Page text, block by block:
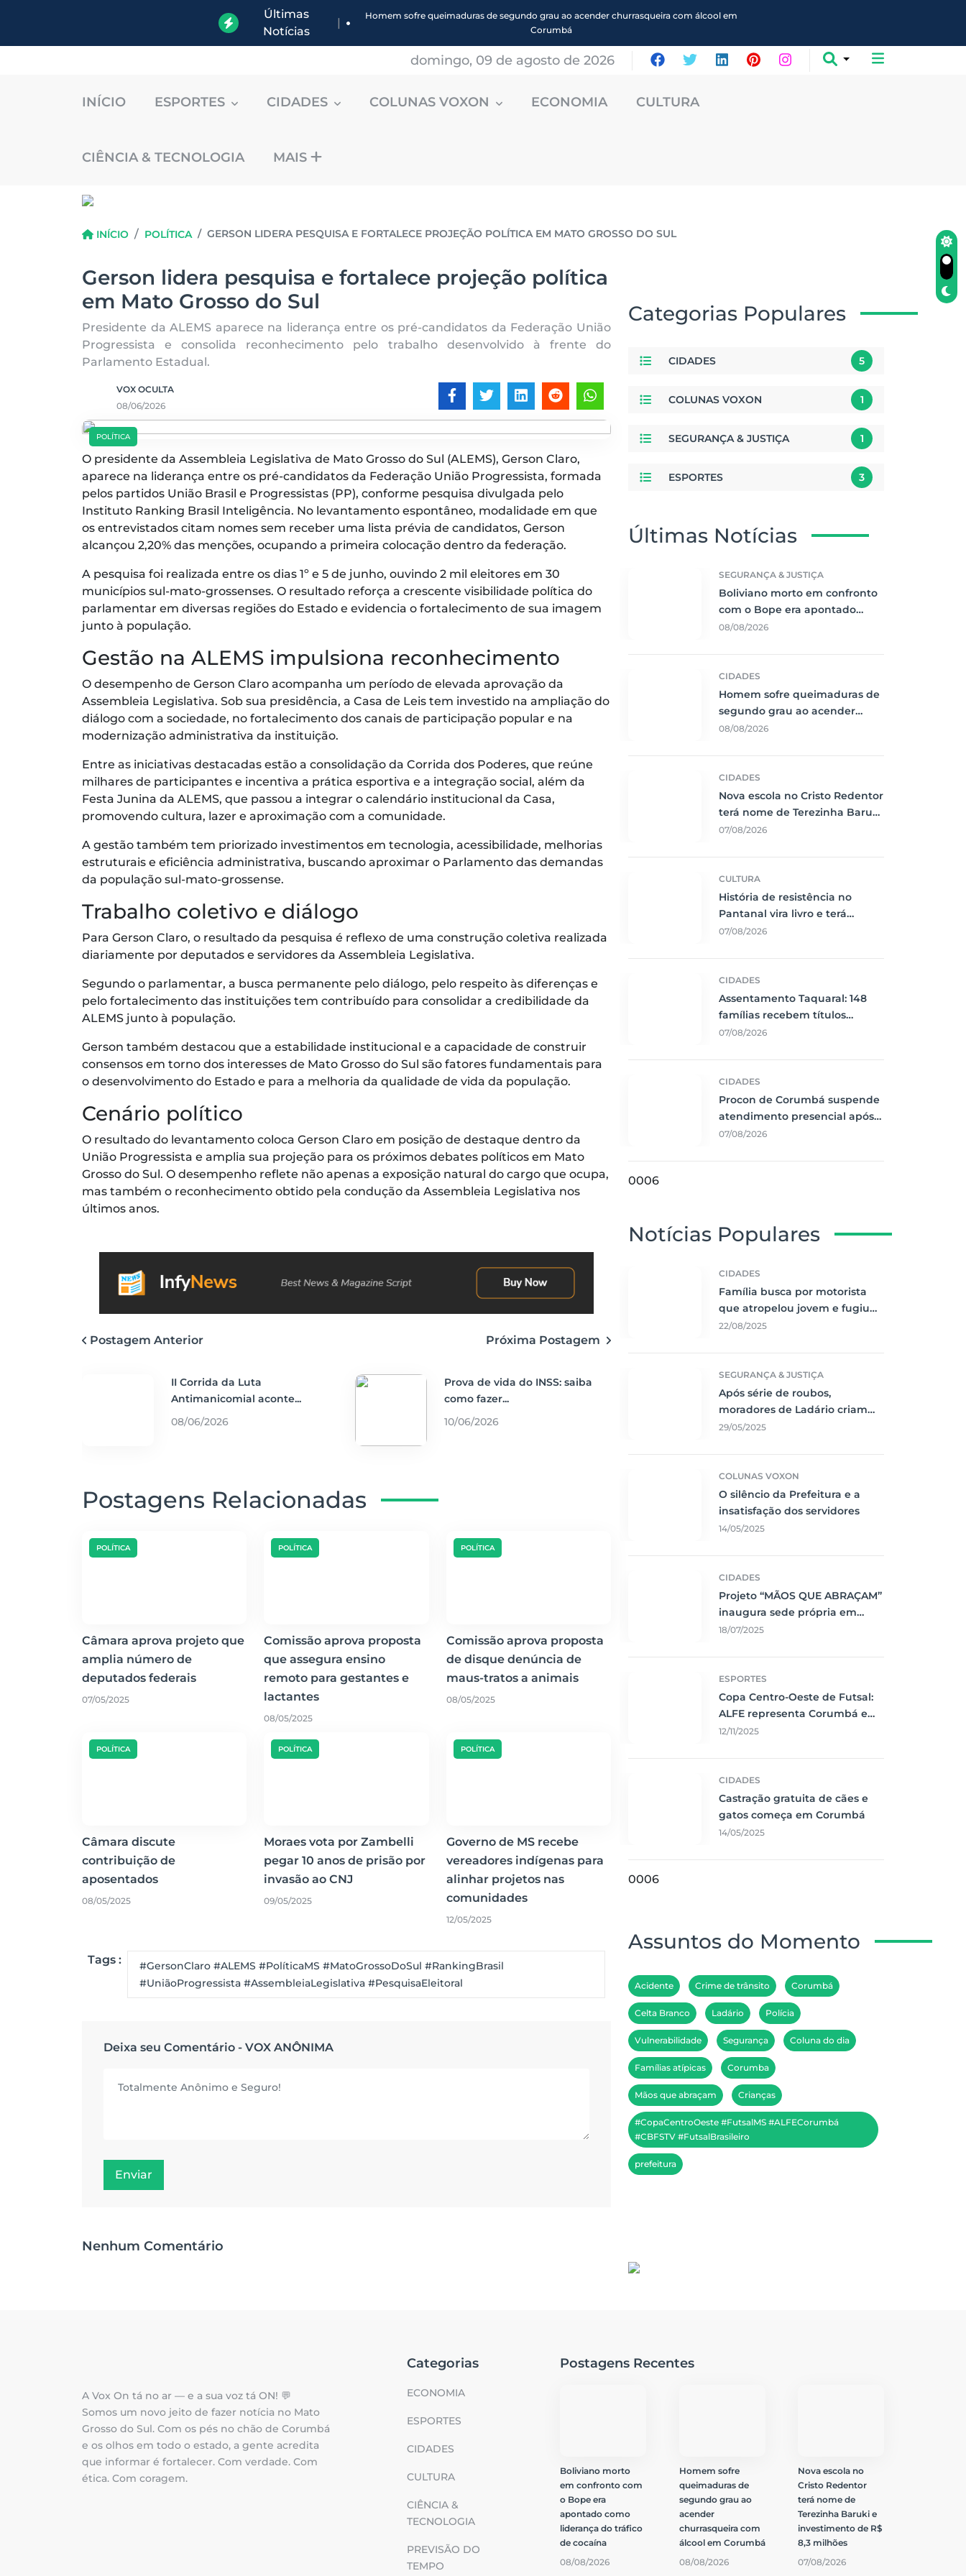
Últimas
Notícias
|
Homem sofre queimaduras de segundo grau ao acender churrasqueira com álcool em
Corumbá
domingo, 09 de agosto de 2026
INÍCIO ESPORTES CIDADES COLUNAS VOXON ECONOMIA CULTURA
CIÊNCIA & TECNOLOGIA MAIS
INÍCIO POLÍTICA GERSON LIDERA PESQUISA E FORTALECE PROJEÇÃO POLÍTICA EM MATO GROSSO DO SUL
Gerson lidera pesquisa e fortalece projeção política
em Mato Grosso do Sul
Presidente da ALEMS aparece na liderança entre os pré-candidatos da Federação União
Progressista e consolida reconhecimento pelo trabalho desenvolvido à frente do
Parlamento Estadual.
VOX OCULTA
08/06/2026
POLÍTICA
O presidente da Assembleia Legislativa de Mato Grosso do Sul (ALEMS), Gerson Claro,
aparece na liderança entre os pré-candidatos da Federação União Progressista, formada
pelos partidos União Brasil e Progressistas (PP), conforme pesquisa divulgada pelo
Instituto Ranking Brasil Inteligência. No levantamento espontâneo, modalidade em que
os entrevistados citam nomes sem receber uma lista prévia de candidatos, Gerson
alcançou 2,20% das menções, ocupando a primeira colocação dentro da federação.
A pesquisa foi realizada entre os dias 1º e 5 de junho, ouvindo 2 mil eleitores em 30
municípios sul-mato-grossenses. O resultado reforça a crescente visibilidade política do
parlamentar em diversas regiões do Estado e evidencia o fortalecimento de sua imagem
junto à população.
Gestão na ALEMS impulsiona reconhecimento
O desempenho de Gerson Claro acompanha um período de elevada aprovação da
Assembleia Legislativa. Sob sua presidência, a Casa de Leis tem investido na ampliação do
diálogo com a sociedade, no fortalecimento dos canais de participação popular e na
modernização administrativa da instituição.
Entre as iniciativas destacadas estão a consolidação da Corrida dos Poderes, que reúne
milhares de participantes e incentiva a prática esportiva e a integração social, além da
Festa Junina da ALEMS, que passou a integrar o calendário institucional da Casa,
promovendo cultura, lazer e aproximação com a comunidade.
A gestão também tem priorizado investimentos em tecnologia, acessibilidade, melhorias
estruturais e eficiência administrativa, buscando aproximar o Parlamento das demandas
da população sul-mato-grossense.
Trabalho coletivo e diálogo
Para Gerson Claro, o resultado da pesquisa é reflexo de uma construção coletiva realizada
diariamente por deputados e servidores da Assembleia Legislativa.
Segundo o parlamentar, a busca permanente pelo diálogo, pelo respeito às diferenças e
pelo fortalecimento das instituições tem contribuído para consolidar a credibilidade da
ALEMS junto à população.
Gerson também destacou que a estabilidade institucional e a capacidade de construir
consensos em torno dos interesses de Mato Grosso do Sul são fatores fundamentais para
o desenvolvimento do Estado e para a melhoria da qualidade de vida da população.
Cenário político
O resultado do levantamento coloca Gerson Claro em posição de destaque dentro da
União Progressista e amplia sua projeção para os próximos debates políticos em Mato
Grosso do Sul. O desempenho reflete não apenas a exposição natural do cargo que ocupa,
mas também o reconhecimento obtido pela condução da Assembleia Legislativa nos
últimos anos.
Postagem Anterior Próxima Postagem
II Corrida da Luta
Antimanicomial aconte...
08/06/2026
Prova de vida do INSS: saiba
como fazer...
10/06/2026
Postagens Relacionadas
POLÍTICA
Câmara aprova projeto que
amplia número de
deputados federais
07/05/2025
POLÍTICA
Comissão aprova proposta
que assegura ensino
remoto para gestantes e
lactantes
08/05/2025
POLÍTICA
Comissão aprova proposta
de disque denúncia de
maus-tratos a animais
08/05/2025
POLÍTICA
Câmara discute
contribuição de
aposentados
08/05/2025
POLÍTICA
Moraes vota por Zambelli
pegar 10 anos de prisão por
invasão ao CNJ
09/05/2025
POLÍTICA
Governo de MS recebe
vereadores indígenas para
alinhar projetos nas
comunidades
12/05/2025
Tags :
#GersonClaro #ALEMS #PolíticaMS #MatoGrossoDoSul #RankingBrasil
#UniãoProgressista #AssembleiaLegislativa #PesquisaEleitoral
Deixa seu Comentário - VOX ANÔNIMA
Enviar
Nenhum Comentário
Categorias Populares
CIDADES 5
COLUNAS VOXON 1
SEGURANÇA & JUSTIÇA 1
ESPORTES 3
Últimas Notícias
SEGURANÇA & JUSTIÇA
Boliviano morto em confronto
com o Bope era apontado
como liderança do tráfico de
08/08/2026
CIDADES
Homem sofre queimaduras de
segundo grau ao acender
churrasqueira com álcool em
08/08/2026
CIDADES
Nova escola no Cristo Redentor
terá nome de Terezinha Baruki
e investimento de R$ 8,3
07/08/2026
CULTURA
História de resistência no
Pantanal vira livro e terá
lançamento em Corumbá
07/08/2026
CIDADES
Assentamento Taquaral: 148
famílias recebem títulos
definitivos em Corumbá
07/08/2026
CIDADES
Procon de Corumbá suspende
atendimento presencial após
interrupção de energia
07/08/2026
0006
Notícias Populares
CIDADES
Família busca por motorista
que atropelou jovem e fugiu
sem prestar socorro
22/08/2025
SEGURANÇA & JUSTIÇA
Após série de roubos,
moradores de Ladário criam
rede de segurança
29/05/2025
COLUNAS VOXON
O silêncio da Prefeitura e a
insatisfação dos servidores
14/05/2025
CIDADES
Projeto “MÃOS QUE ABRAÇAM”
inaugura sede própria em
Corumbá
18/07/2025
ESPORTES
Copa Centro-Oeste de Futsal:
ALFE representa Corumbá e
faz jogo emocionante contra o
12/11/2025
CIDADES
Castração gratuita de cães e
gatos começa em Corumbá
14/05/2025
0006
Assuntos do Momento
Acidente Crime de trânsito Corumbá
Celta Branco Ladário Polícia
Vulnerabilidade Segurança Coluna do dia
Famílias atípicas Corumba
Mãos que abraçam Crianças
#CopaCentroOeste #FutsalMS #ALFECorumbá
#CBFSTV #FutsalBrasileiro
prefeitura
A Vox On tá no ar — e a sua voz tá ON! 💬
Somos um novo jeito de fazer notícia no Mato
Grosso do Sul. Com os pés no chão de Corumbá
e os olhos em todo o estado, a gente acredita
que informar é fortalecer. Com verdade. Com
ética. Com coragem.
Categorias
ECONOMIA
ESPORTES
CIDADES
CULTURA
CIÊNCIA &
TECNOLOGIA
PREVISÃO DO
TEMPO
Postagens Recentes
Boliviano morto
em confronto com
o Bope era
apontado como
liderança do tráfico
de cocaína
08/08/2026
Homem sofre
queimaduras de
segundo grau ao
acender
churrasqueira com
álcool em Corumbá
08/08/2026
Nova escola no
Cristo Redentor
terá nome de
Terezinha Baruki e
investimento de R$
8,3 milhões
07/08/2026